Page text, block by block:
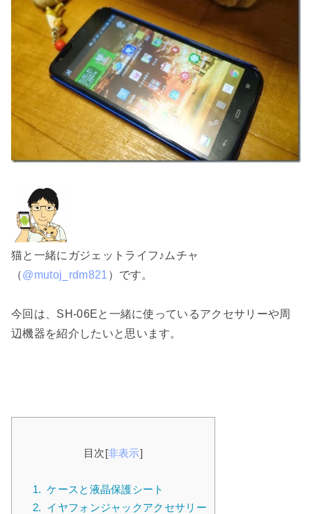
猫と一緒にガジェットライフ♪ムチャ
（@mutoj_rdm821 ）です。
今回は、SH-06Eと一緒に使っているアクセサリーや周
辺機器を紹介したいと思います。
目次 [非表示]
1. ケースと液晶保護シート
2. イヤフォンジャックアクセサリー